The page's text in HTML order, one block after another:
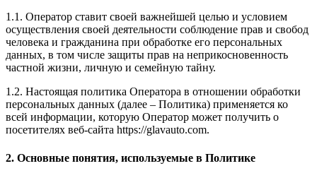
1.1. Оператор ставит своей важнейшей целью и условием
осуществления своей деятельности соблюдение прав и свобод
человека и гражданина при обработке его персональных
данных, в том числе защиты прав на неприкосновенность
частной жизни, личную и семейную тайну.
1.2. Настоящая политика Оператора в отношении обработки
персональных данных (далее – Политика) применяется ко
всей информации, которую Оператор может получить о
посетителях веб-сайта https://glavauto.com.
2. Основные понятия, используемые в Политике